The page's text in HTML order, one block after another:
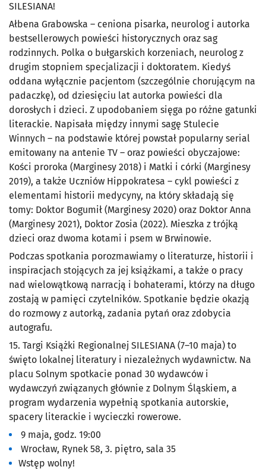
SILESIANA!
Ałbena Grabowska – ceniona pisarka, neurolog i autorka
bestsellerowych powieści historycznych oraz sag
rodzinnych. Polka o bułgarskich korzeniach, neurolog z
drugim stopniem specjalizacji i doktoratem. Kiedyś
oddana wyłącznie pacjentom (szczególnie chorującym na
padaczkę), od dziesięciu lat autorka powieści dla
dorosłych i dzieci. Z upodobaniem sięga po różne gatunki
literackie. Napisała między innymi sagę Stulecie
Winnych – na podstawie której powstał popularny serial
emitowany na antenie TV – oraz powieści obyczajowe:
Kości proroka (Marginesy 2018) i Matki i córki (Marginesy
2019), a także Uczniów Hippokratesa – cykl powieści z
elementami historii medycyny, na który składają się
tomy: Doktor Bogumił (Marginesy 2020) oraz Doktor Anna
(Marginesy 2021), Doktor Zosia (2022). Mieszka z trójką
dzieci oraz dwoma kotami i psem w Brwinowie.
Podczas spotkania porozmawiamy o literaturze, historii i
inspiracjach stojących za jej książkami, a także o pracy
nad wielowątkową narracją i bohaterami, którzy na długo
zostają w pamięci czytelników. Spotkanie będzie okazją
do rozmowy z autorką, zadania pytań oraz zdobycia
autografu.
15. Targi Książki Regionalnej SILESIANA (7–10 maja) to
święto lokalnej literatury i niezależnych wydawnictw. Na
placu Solnym spotkacie ponad 30 wydawców i
wydawczyń związanych głównie z Dolnym Śląskiem, a
program wydarzenia wypełnią spotkania autorskie,
spacery literackie i wycieczki rowerowe.
9 maja, godz. 19:00
Wrocław, Rynek 58, 3. piętro, sala 35
Wstęp wolny!